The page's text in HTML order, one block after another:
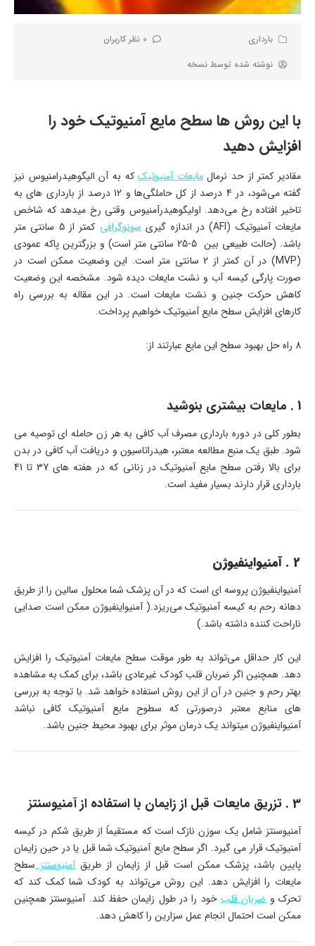
بارداری
0 نظر کاربران
نوشته شده توسط نسخه
با این روش ها سطح مایع آمنیوتیک خود را
افزایش دهید
مقادیر کمتر از حد نرمالمایعات آمنیوتیککه به آن الیگوهیدرامنیوس نیز
گفته می‌شود، در 4 درصد از کل حاملگی‌ها و 12 درصد از بارداری های به
تاخیر افتاده رخ می‌دهد. اولیگوهیدرآمنیوس وقتی رخ میدهد که شاخص
مایعات آمنیوتیک (AFI) در اندازه گیری
سونوگرافی
کمتر از 5 سانتی متر
باشد. (حالت طبیعی بین 5-25 سانتی متر است) و بزرگترین پاکه عمودی
(MVP) در آن کمتر از 2 سانتی متر است. این وضعیت ممکن است در
صورت پارگی کیسه آب و نشت مایعات دیده شود. مشخصه این وضعیت
کاهش حرکت جنین و نشت مایعات است. در این مقاله به بررسی راه
کارهای افزایش سطح مایع آمنیوتیک خواهیم پرداخت.
8 راه حل بهبود سطح این مایع عبارتند از:
1 . مایعات بیشتری بنوشید
بطور کلی در دوره بارداری مصرف آب کافی به هر زن حامله ای توصیه می
شود. طبق یک منبع مطالعه معتبر، هیدراتاسیون و دریافت آب کافی در بدن
برای بالا رفتن سطح مایع آمنیوتیک در زنانی که در هفته های 37 تا 41
بارداری قرار دارند بسیار مفید است.
2 . آمنیواینفیوژن
آمنیواینفیوژن پروسه ای است که در آن پزشک شما محلول سالین را از طریق
دهانه رحم به کیسه آمنیوتیک می‌ریزد.( آمنیواینفیوژن ممکن است صدایی
ناراحت کننده داشته باشد.)
این کار حداقل می‌تواند به طور موقت سطح مایعات آمنیوتیک را افزایش
دهد. همچنین اگر ضربان قلب کودک غیرعادی باشد، برای کمک به مشاهده
بهتر رحم و جنین در آن از این روش استفاده خواهد شد. با توجه به بررسی
های منابع معتبر درصورتی که سطوح مایع آمنیوتیک کافی نباشد
آمنیواینفیوژن میتواند یک درمان موثر برای بهبود محیط جنین باشد.
3 . تزریق مایعات قبل از زایمان با استفاده از آمنیوسنتز
آمنیوسنتز شامل یک سوزن نازک است که مستقیماً از طریق شکم در کیسه
آمنیوتیک قرار می گیرد. اگر سطح مایع آمنیوتیک شما قبل یا در حین زایمان
پایین باشد، پزشک ممکن است قبل از زایمان از طریقآمنیوسنتزسطح
مایعات را افزایش دهد. این روش می‌تواند به کودک شما کمک کند که
تحرک وضربان قلب خود را در طول زایمان حفظ کند. آمنیوسنتز همچنین
ممکن است احتمال انجام عمل سزارین را کاهش دهد.